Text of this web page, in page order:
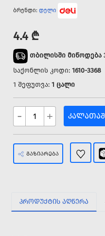
ბრენდი: დელი
4.4 ₾
თბილისში მიწოდება
საქონლის კოდი: 1610-3368
1 შეფუთვა: 1 ცალი
- +
ᲒᲐᲖᲘᲐᲠᲔᲑᲐ
ᲞᲠᲝᲓᲣᲥᲢᲘᲡ ᲐᲦᲬᲔᲠᲐ